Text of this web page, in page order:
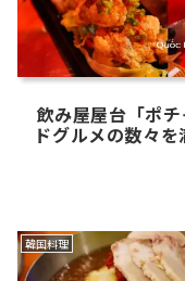
飲み屋屋台「ポ
ドグルメの数々
韓国料理